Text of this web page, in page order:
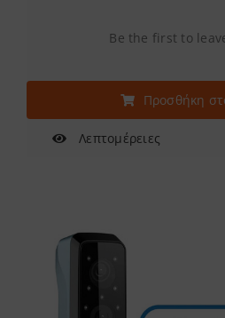
Be the first to
Προσθήκη
Λεπτομέρειες